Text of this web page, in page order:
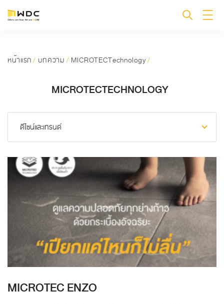
หน้าแรก/ บทความ / MICROTECTechnology/
MICROTECTECHNOLOGY
ดีไซน์และเทรนด์
MICROTEC ENZO